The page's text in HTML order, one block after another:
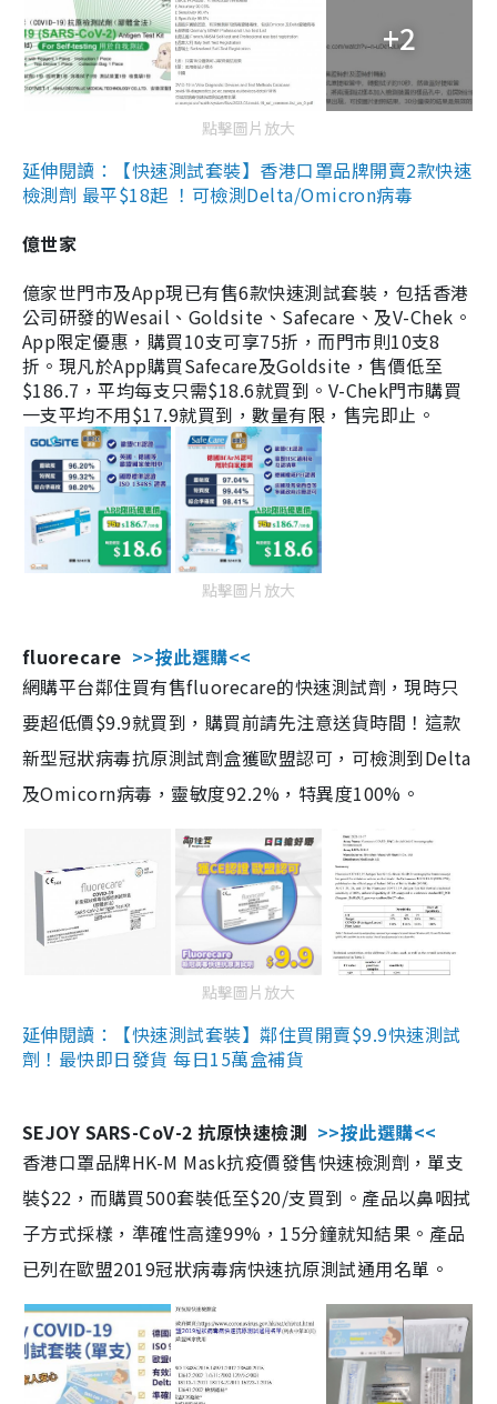
+2
點擊圖片放大
延伸閱讀：【快速測試套裝】香港口罩品牌開賣2款快速
檢測劑 最平$18起 ！可檢測Delta/Omicron病毒
億世家
億家世門市及App現已有售6款快速測試套裝，包括香港
公司研發的Wesail、Goldsite、Safecare、及V-Chek。
App限定優惠，購買10支可享75折，而門市則10支8
折。現凡於App購買Safecare及Goldsite，售價低至
$186.7，平均每支只需$18.6就買到。V-Chek門市購買
一支平均不用$17.9就買到，數量有限，售完即止。
點擊圖片放大
fluorecare >>按此選購<<
網購平台鄰住買有售fluorecare的快速測試劑，現時只
要超低價$9.9就買到，購買前請先注意送貨時間！這款
新型冠狀病毒抗原測試劑盒獲歐盟認可，可檢測到Delta
及Omicorn病毒，靈敏度92.2%，特異度100%。
點擊圖片放大
延伸閱讀：【快速測試套裝】鄰住買開賣$9.9快速測試
劑！最快即日發貨 每日15萬盒補貨
SEJOY SARS-CoV-2 抗原快速檢測 >>按此選購<<
香港口罩品牌HK-M Mask抗疫價發售快速檢測劑，單支
裝$22，而購買500套裝低至$20/支買到。產品以鼻咽拭
子方式採樣，準確性高達99%，15分鐘就知結果。產品
已列在歐盟2019冠狀病毒病快速抗原測試通用名單。